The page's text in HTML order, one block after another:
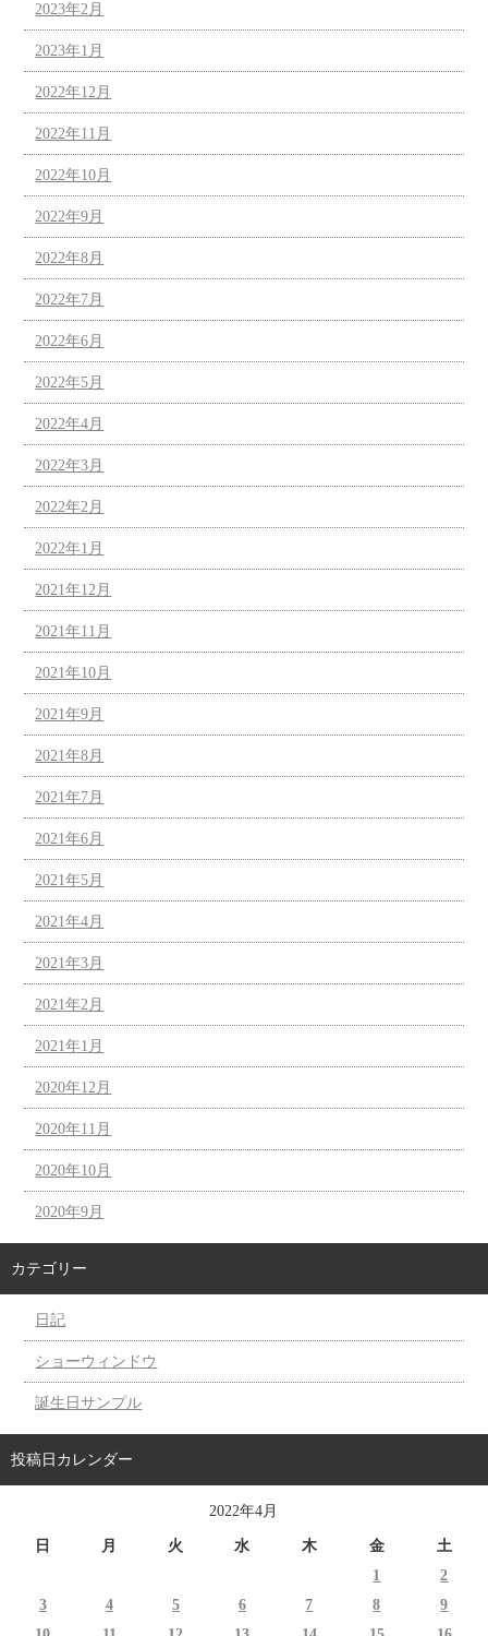
2023年2月
2023年1月
2022年12月
2022年11月
2022年10月
2022年9月
2022年8月
2022年7月
2022年6月
2022年5月
2022年4月
2022年3月
2022年2月
2022年1月
2021年12月
2021年11月
2021年10月
2021年9月
2021年8月
2021年7月
2021年6月
2021年5月
2021年4月
2021年3月
2021年2月
2021年1月
2020年12月
2020年11月
2020年10月
2020年9月
カテゴリー
日記
ショーウィンドウ
誕生日サンプル
投稿日カレンダー
2022年4月
日 月 火 水 木 金
土
1
2
3
4 5 6 7 8
9